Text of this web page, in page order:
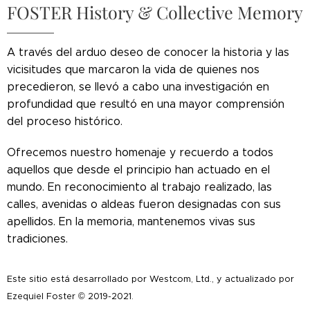
FOSTER History & Collective Memory
A través del arduo deseo de conocer la historia y las
vicisitudes que marcaron la vida de quienes nos
precedieron, se llevó a cabo una investigación en
profundidad que resultó en una mayor comprensión
del proceso histórico.
Ofrecemos nuestro homenaje y recuerdo a todos
aquellos que desde el principio han actuado en el
mundo. En reconocimiento al trabajo realizado, las
calles, avenidas o aldeas fueron designadas con sus
apellidos. En la memoria, mantenemos vivas sus
tradiciones.
Este sitio está desarrollado por Westcom, Ltd., y actualizado por
Ezequiel Foster © 2019-2021.